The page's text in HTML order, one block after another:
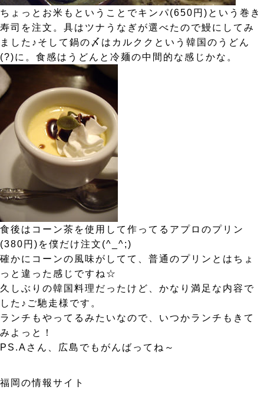
ちょっとお米もということでキンパ(650円)という巻き
寿司を注文。具はツナうなぎが選べたので鰻にしてみ
ました♪そして鍋の〆はカルククという韓国のうどん
(?)に。食感はうどんと冷麺の中間的な感じかな。
食後はコーン茶を使用して作ってるアプロのプリン
(380円)を僕だけ注文(^_^;)
確かにコーンの風味がしてて、普通のプリンとはちょ
っと違った感じですね☆
久しぶりの韓国料理だったけど、かなり満足な内容で
した♪ご馳走様です。
ランチもやってるみたいなので、いつかランチもきて
みよっと！
PS.Aさん、広島でもがんばってね～
福岡の情報サイト